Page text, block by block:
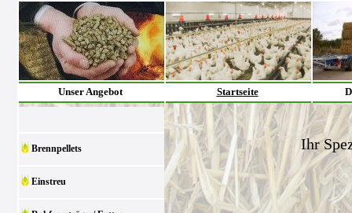
Unser Angebot Startseite
Brennpellets
Einstreu
Ihr